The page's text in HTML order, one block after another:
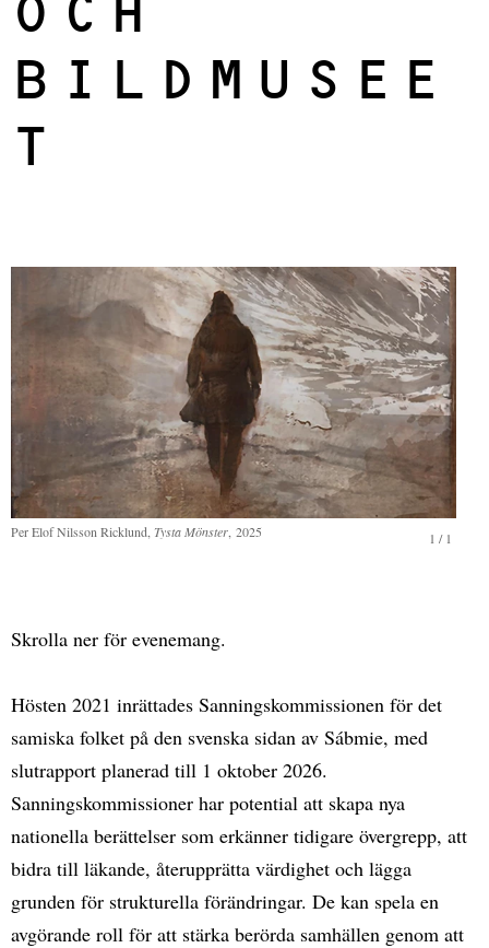
OCH
BILDMUSEE
T
1 /1
Per Elof Nilsson Ricklund,Tysta Mönster , 2025
Skrolla ner för evenemang.
Hösten 2021 inrättades Sanningskommissionen för det
samiska folket på den svenska sidan av Sábmie, med
slutrapport planerad till 1 oktober 2026.
Sanningskommissioner har potential att skapa nya
nationella berättelser som erkänner tidigare övergrepp, att
bidra till läkande, återupprätta värdighet och lägga
grunden för strukturella förändringar. De kan spela en
avgörande roll för att stärka berörda samhällen genom att